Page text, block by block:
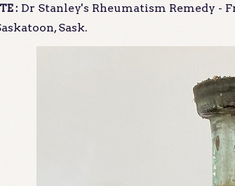
: Dr Stanley's Rheumatism Remedy -
Sask.